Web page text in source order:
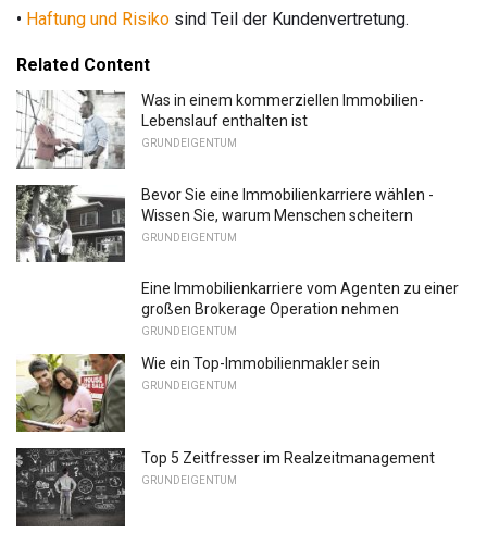
• Haftung und Risiko sind Teil der Kundenvertretung.
Related Content
Was in einem kommerziellen Immobilien-
Lebenslauf enthalten ist
GRUNDEIGENTUM
Bevor Sie eine Immobilienkarriere wählen -
Wissen Sie, warum Menschen scheitern
GRUNDEIGENTUM
Eine Immobilienkarriere vom Agenten zu einer
großen Brokerage Operation nehmen
GRUNDEIGENTUM
Wie ein Top-Immobilienmakler sein
GRUNDEIGENTUM
Top 5 Zeitfresser im Realzeitmanagement
GRUNDEIGENTUM